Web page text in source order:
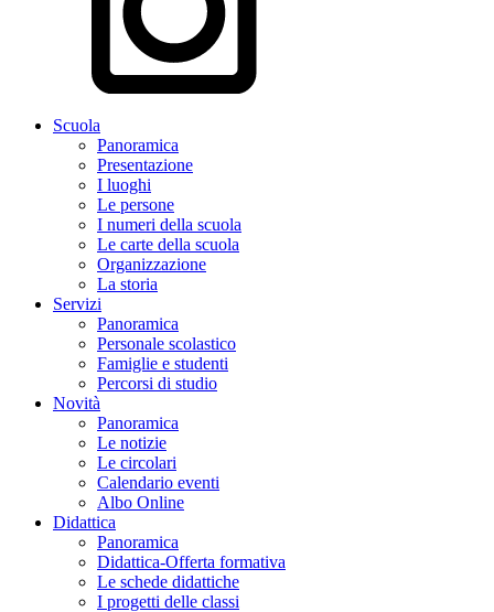
Scuola
Panoramica
Presentazione
I luoghi
Le persone
I numeri della scuola
Le carte della scuola
Organizzazione
La storia
Servizi
Panoramica
Personale scolastico
Famiglie e studenti
Percorsi di studio
Novità
Panoramica
Le notizie
Le circolari
Calendario eventi
Albo Online
Didattica
Panoramica
Didattica-Offerta formativa
Le schede didattiche
I progetti delle classi